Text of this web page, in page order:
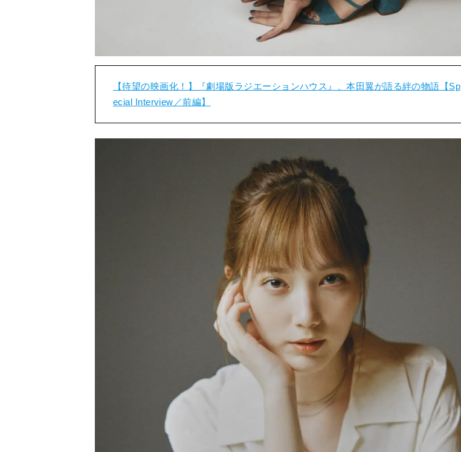
【待望の映画化！】『劇場版ラジエーションハウス』、本田翼が語る絆の物語【Sp
ecial Interview／前編】